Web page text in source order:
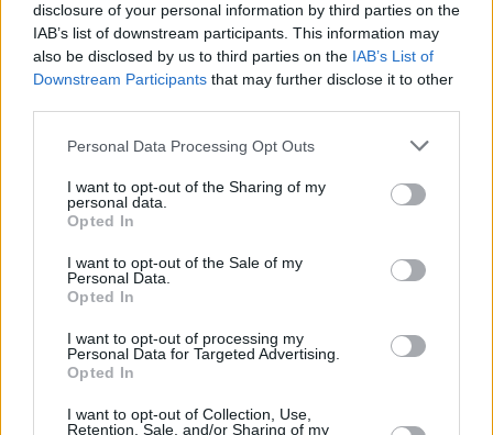
disclosure of your personal information by third parties on the
IAB’s list of downstream participants. This information may
also be disclosed by us to third parties on the IAB’s List of
Downstream Participants that may further disclose it to other
Please note that this website/app uses one or more Google
not limited to your visit or usage behaviour. You may click to
grant or deny consent to Google and its third-party tags to
use your data for below specified purposes in below Google
consent section.
Personal Data Processing Opt Outs
I want to opt-out of the Sharing of my
personal data.
Opted In
I want to opt-out of the Sale of my
Personal Data.
Opted In
I want to opt-out of processing my
Personal Data for Targeted Advertising.
Opted In
I want to opt-out of Collection, Use,
Retention, Sale, and/or Sharing of my
ενώ όλα τα σκάφη είναι pet-friendly. Δεν χρειάζεται
καμία προηγούμενη εμπειρία ή άδεια ταχύπλοου – το
μόνο που θα σου ζητηθεί είναι η ταυτότητα ή το
διαβατήριό σου. Όπως μας εξήγησαν,“Η διαδικασία
είναι απόλυτα ασφαλής και ελεγχόμενη. Έχοντας πάντα
εκπαιδεύουμε τον πελάτη στο χειρισμό του σκάφους